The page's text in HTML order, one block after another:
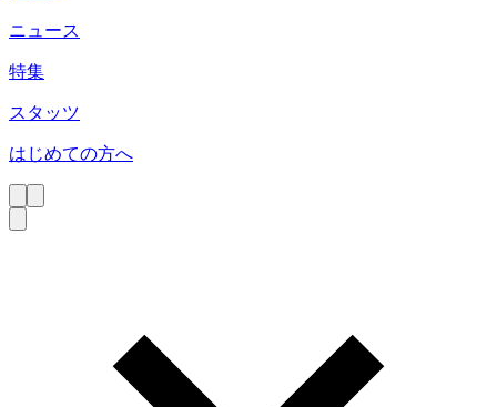
ニュース
特集
スタッツ
はじめての方へ